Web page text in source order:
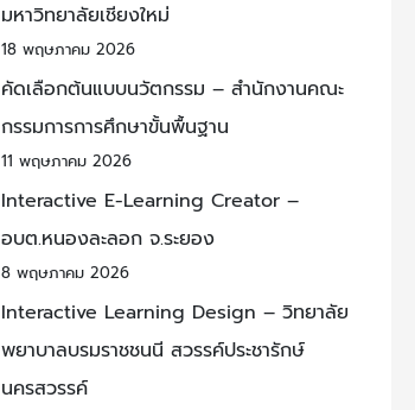
มหาวิทยาลัยเชียงใหม่
18 พฤษภาคม 2026
คัดเลือกต้นแบบนวัตกรรม – สำนักงานคณะ
กรรมการการศึกษาขั้นพื้นฐาน
11 พฤษภาคม 2026
Interactive E-Learning Creator –
อบต.หนองละลอก จ.ระยอง
8 พฤษภาคม 2026
Interactive Learning Design – วิทยาลัย
พยาบาลบรมราชชนนี สวรรค์ประชารักษ์
นครสวรรค์